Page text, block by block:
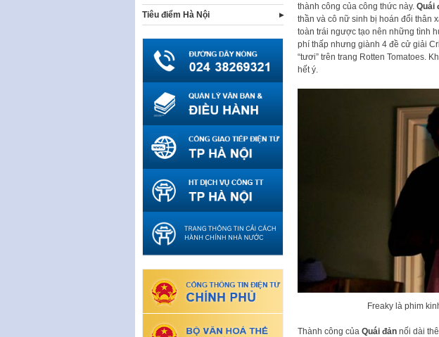
thành công của công thức này. Quái
thần và cô nữ sinh bị hoán đổi thân
toàn trái ngược tạo nên những tình
phí thấp nhưng giành 4 đề cử giải
“tươi” trên trang Rotten Tomatoes.
hết ý.
Freaky là phim
Thành công của Quái đảnnối dài
Tiêu điểm Hà Nội